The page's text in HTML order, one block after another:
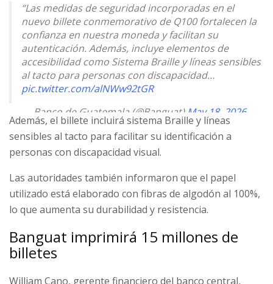
“Las medidas de seguridad incorporadas en el
nuevo billete conmemorativo de Q100 fortalecen la
confianza en nuestra moneda y facilitan su
autenticación. Además, incluye elementos de
accesibilidad como Sistema Braille y líneas sensibles
al tacto para personas con discapacidad…
pic.twitter.com/alNWw92tGR
— Banco de Guatemala (@Banguat) May 18, 2026
Además, el billete incluirá sistema Braille y líneas
sensibles al tacto para facilitar su identificación a
personas con discapacidad visual.
Las autoridades también informaron que el papel
utilizado está elaborado con fibras de algodón al 100%,
lo que aumenta su durabilidad y resistencia.
Banguat imprimirá 15 millones de
billetes
William Cano, gerente financiero del banco central,